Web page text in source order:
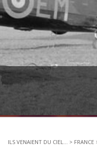
ILS VENAIENT DU CIEL... > FRANCE